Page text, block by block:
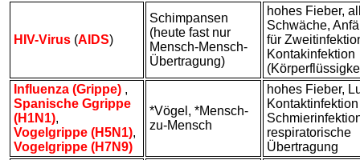
HIV-Virus (AIDS)
Schimpansen
(heute fast nur
Mensch-Mensch-
Übertragung)
hohes Fieber,
Schwäche,
für
Kontakinfektion
Influenza (Grippe) ,
Spanische Ggrippe
(H1N1),
Vogelgrippe (H5N1),
Vogelgrippe (H7N9)
*Vögel, *Mensch-
zu-Mensch
hohes Fieber,
respiratorische
Übertragung